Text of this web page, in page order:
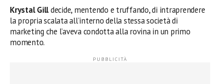
Krystal Gilldecide, mentendo e truffando, di intraprendere
la propria scalata all’interno della stessa società di
marketing che l’aveva condotta alla rovina in un primo
momento.